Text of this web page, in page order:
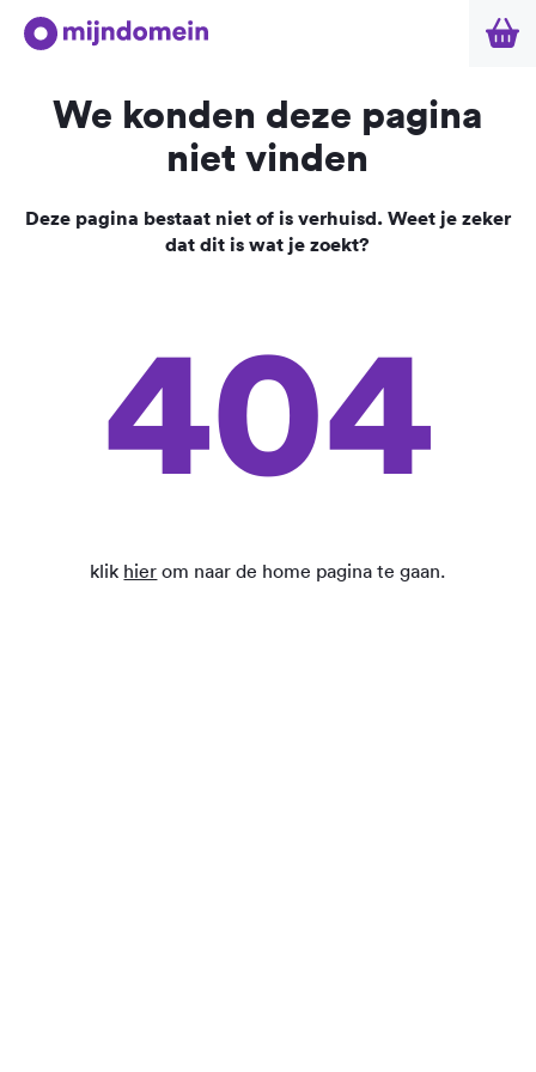
We konden deze pagina
niet vinden
Deze pagina bestaat niet of is verhuisd. Weet je zeker
dat dit is wat je zoekt?
404
klik hier om naar de home pagina te gaan.